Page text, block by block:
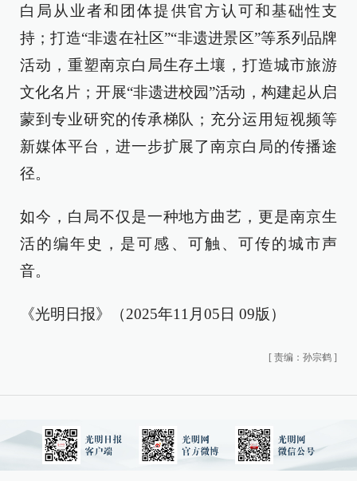
白局从业者和团体提供官方认可和基础性支
持；打造“非遗在社区”“非遗进景区”等系列品牌
活动，重塑南京白局生存土壤，打造城市旅游
文化名片；开展“非遗进校园”活动，构建起从启
蒙到专业研究的传承梯队；充分运用短视频等
新媒体平台，进一步扩展了南京白局的传播途
径。
如今，白局不仅是一种地方曲艺，更是南京生
活的编年史，是可感、可触、可传的城市声
音。
《光明日报》（2025年11月05日 09版）
[ 责编：孙宗鹤 ]